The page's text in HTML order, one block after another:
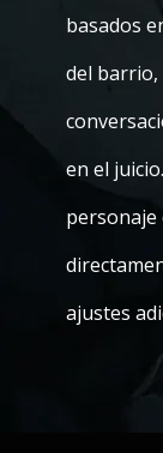
basados
del barrio,
en el
personaje
ajustes